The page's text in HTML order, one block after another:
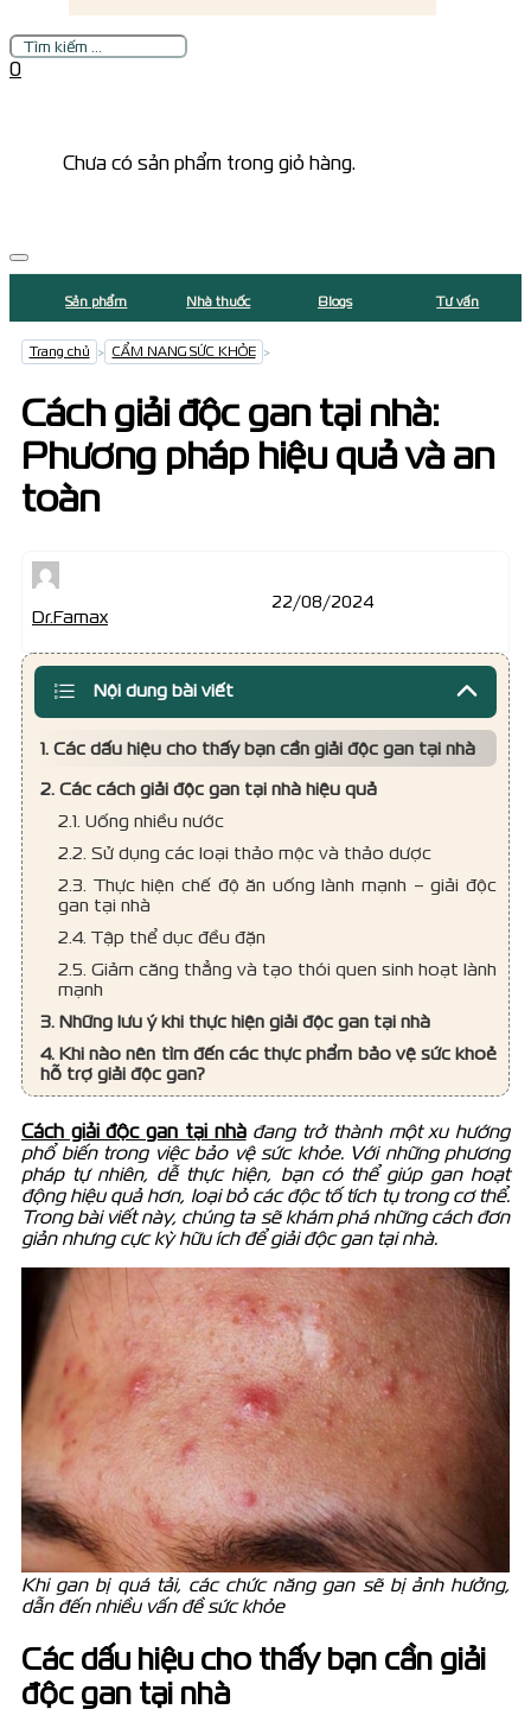
Tìm
kiếm
0
Chưa có sản phẩm trong giỏ hàng.
Sản phẩm Nhà thuốc Blogs Tư vấn
Trang chủ > CẨM NANG SỨC KHỎE >
Cách giải độc gan tại nhà:
Phương pháp hiệu quả và an
toàn
Dr.Famax
22/08/2024
Nội dung bài viết
1. Các dấu hiệu cho thấy bạn cần giải độc gan tại nhà
2. Các cách giải độc gan tại nhà hiệu quả
2.1. Uống nhiều nước
2.2. Sử dụng các loại thảo mộc và thảo dược
2.3. Thực hiện chế độ ăn uống lành mạnh – giải độc
gan tại nhà
2.4. Tập thể dục đều đặn
2.5. Giảm căng thẳng và tạo thói quen sinh hoạt lành
mạnh
3. Những lưu ý khi thực hiện giải độc gan tại nhà
4. Khi nào nên tìm đến các thực phẩm bảo vệ sức khoẻ
hỗ trợ giải độc gan?
Cách giải độc gan tại nhàđang trở thành một xu hướng
phổ biến trong việc bảo vệ sức khỏe. Với những phương
pháp tự nhiên, dễ thực hiện, bạn có thể giúp gan hoạt
động hiệu quả hơn, loại bỏ các độc tố tích tụ trong cơ thể.
Trong bài viết này, chúng ta sẽ khám phá những cách đơn
giản nhưng cực kỳ hữu ích để giải độc gan tại nhà.
Khi gan bị quá tải, các chức năng gan sẽ bị ảnh hưởng,
dẫn đến nhiều vấn đề sức khỏe
Các dấu hiệu cho thấy bạn cần giải
độc gan tại nhà